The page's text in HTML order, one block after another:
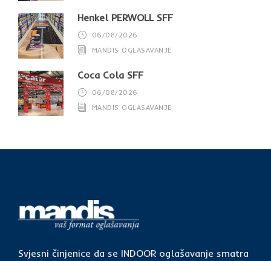
Henkel PERWOLL SFF
06/08/2026
MANDIS OGLASAVANJE
Coca Cola SFF
06/08/2026
MANDIS OGLASAVANJE
Svjesni činjenice da se INDOOR oglašavanje smatra